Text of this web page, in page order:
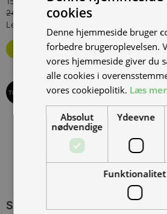
24.000,00 kr. Vejl. inkl. moms.
Levering 3-4 uger
Bestil som restordre
TILBUD
SPAR
cookies
Denne hjemmeside bruger
forbedre brugeroplevelsen.
vores hjemmeside giver du
alle cookies i
vores cookiepolitik. Læs
Absolut
nødvendige
Ydeevne
Funktionalitet